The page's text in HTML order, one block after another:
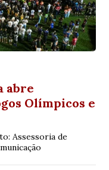
abre
Olímpicos e
Assessoria de